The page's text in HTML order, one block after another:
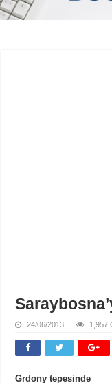
24/06/2013 1,957
Grdony tepesinde